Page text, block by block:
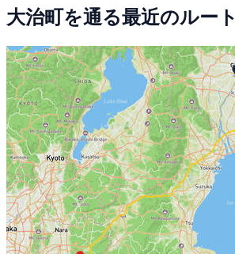
大治町を通る最近のルート